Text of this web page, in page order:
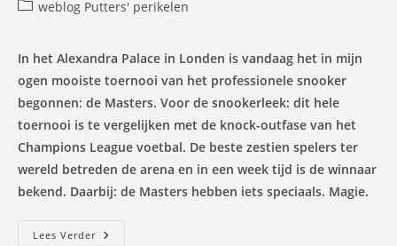
Berichtcategorie:
weblog Putters' perikelen
In het Alexandra Palace in Londen is vandaag het in mijn
ogen mooiste toernooi van het professionele snooker
begonnen: de Masters. Voor de snookerleek: dit hele
toernooi is te vergelijken met de knock-outfase van het
Champions League voetbal. De beste zestien spelers ter
wereld betreden de arena en in een week tijd is de winnaar
bekend. Daarbij: de Masters hebben iets speciaals. Magie.
Lees VerderSnooker-